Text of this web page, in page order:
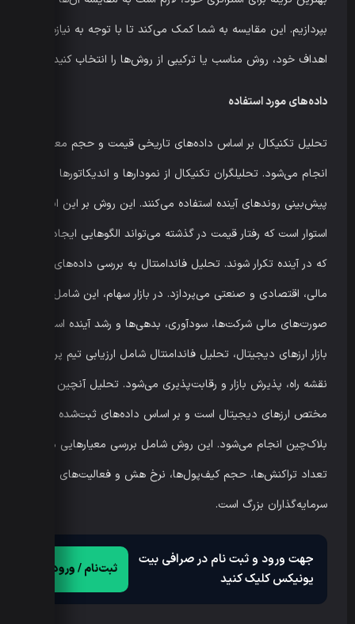
بپردازیم. این مقایسه به شما کمک می‌کند تا با توجه به نیازها و
اهداف خود، روش مناسب یا ترکیبی از روش‌ها را انتخاب کنید.
داده‌های مورد استفاده
تحلیل تکنیکال بر اساس داده‌های تاریخی قیمت و حجم معاملات
انجام می‌شود. تحلیلگران تکنیکال از نمودارها و اندیکاتورها برای
پیش‌بینی روندهای آینده استفاده می‌کنند. این روش بر این ایده
استوار است که رفتار قیمت در گذشته می‌تواند الگوهایی ایجاد کند
که در آینده تکرار شوند. تحلیل فاندامنتال به بررسی داده‌های
مالی، اقتصادی و صنعتی می‌پردازد. در بازار سهام، این شامل
صورت‌های مالی شرکت‌ها، سودآوری، بدهی‌ها و رشد آینده است. در
بازار ارزهای دیجیتال، تحلیل فاندامنتال شامل ارزیابی تیم پروژه،
نقشه راه، پذیرش بازار و رقابت‌پذیری می‌شود. تحلیل آنچین
مختص ارزهای دیجیتال است و بر اساس داده‌های ثبت‌شده روی
بلاک‌چین انجام می‌شود. این روش شامل بررسی معیارهایی مانند
تعداد تراکنش‌ها، حجم کیف‌پول‌ها، نرخ هش و فعالیت‌های
سرمایه‌گذاران بزرگ است.
جهت ورود و ثبت نام در صرافی بیت
یونیکس کلیک کنید
ثبت‌نام / ورود